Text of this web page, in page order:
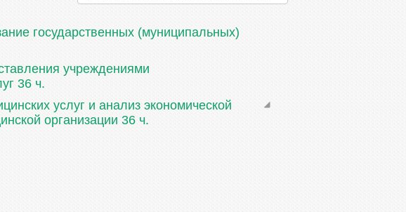
государственных (муниципальных)
учреждениями
36 ч.
услуг и анализ экономической
организации 36 ч.